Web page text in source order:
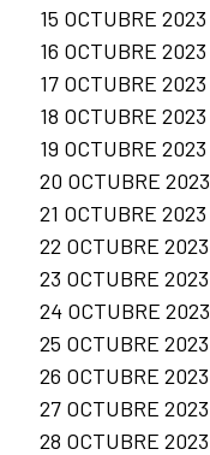
15 OCTUBRE 2023
16 OCTUBRE 2023
17 OCTUBRE 2023
18 OCTUBRE 2023
19 OCTUBRE 2023
20 OCTUBRE 2023
21 OCTUBRE 2023
22 OCTUBRE 2023
23 OCTUBRE 2023
24 OCTUBRE 2023
25 OCTUBRE 2023
26 OCTUBRE 2023
27 OCTUBRE 2023
28 OCTUBRE 2023